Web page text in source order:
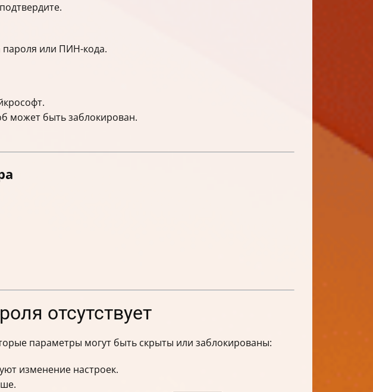
пароля или ПИН-кода.
может быть заблокирован.
отсутствует
параметры могут быть скрыты или заблокированы:
изменение настроек.